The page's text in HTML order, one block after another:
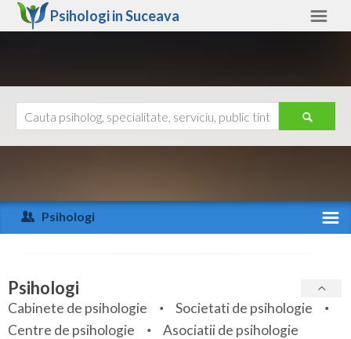
Psihologi inSuceava
Arad
Arges
Bihor
Bistrita-Nasaud
Ajutor
Psihologi
Specialitati
Servicii
Psihologi
Cabinete de psihologie
Societati de psihologie
Centre de psihologie
Asociatii de psihologie